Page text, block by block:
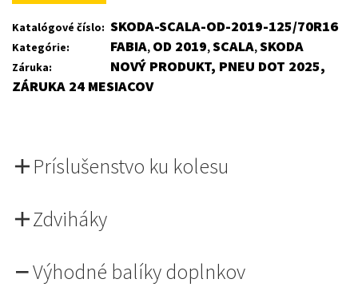
168 €.
143 €.
Katalógové číslo: SKODA-SCALA-OD-2019-125/70R16
Kategórie: FABIA, OD 2019,SCALA,SKODA
Záruka:
NOVÝ PRODUKT, PNEU DOT 2025,
ZÁRUKA 24 MESIACOV
Príslušenstvo ku kolesu
Zdviháky
Výhodné balíky doplnkov